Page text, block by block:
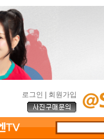
로그인 회원가입